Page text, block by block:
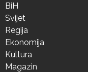
BiH
Svijet
Regija
Ekonomija
Kultura
Magazin